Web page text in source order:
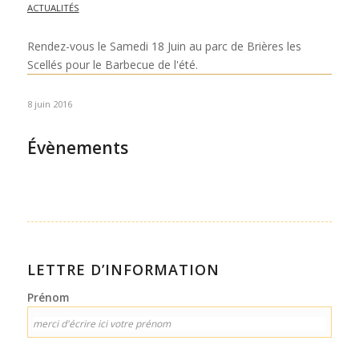
ACTUALITÉS
Rendez-vous le Samedi 18 Juin au parc de Brières les
Scellés pour le Barbecue de l'été.
8 juin 2016
Évènements
LETTRE D’INFORMATION
Prénom